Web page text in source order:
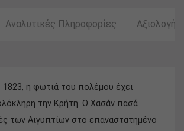
Αναλυτικές Πληροφορίες
1823, η φωτιά του πολέμου έχει
την Κρήτη. Ο Χασάν πασά
των Αιγυπτίων στο επαναστατημένο